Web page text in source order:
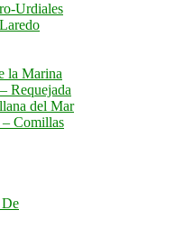
Urdiales
la Marina
Requejada
del Mar
Comillas
De